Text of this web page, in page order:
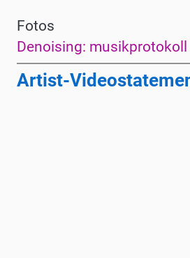
Fotos
Denoising: musikprotokoll
Artist-